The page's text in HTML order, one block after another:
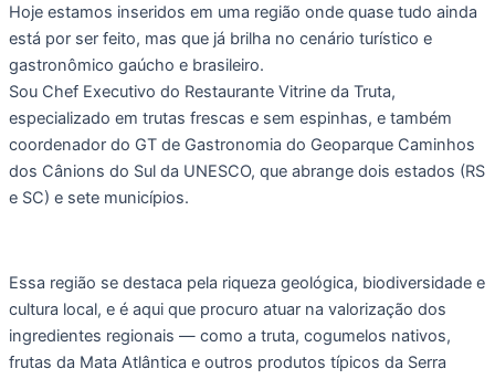
Hoje estamos inseridos em uma região onde quase tudo ainda
está por ser feito, mas que já brilha no cenário turístico e
gastronômico gaúcho e brasileiro.
Sou Chef Executivo do Restaurante Vitrine da Truta,
especializado em trutas frescas e sem espinhas, e também
coordenador do GT de Gastronomia do Geoparque Caminhos
dos Cânions do Sul da UNESCO, que abrange dois estados (RS
e SC) e sete municípios.
Essa região se destaca pela riqueza geológica, biodiversidade e
cultura local, e é aqui que procuro atuar na valorização dos
ingredientes regionais — como a truta, cogumelos nativos,
frutas da Mata Atlântica e outros produtos típicos da Serra